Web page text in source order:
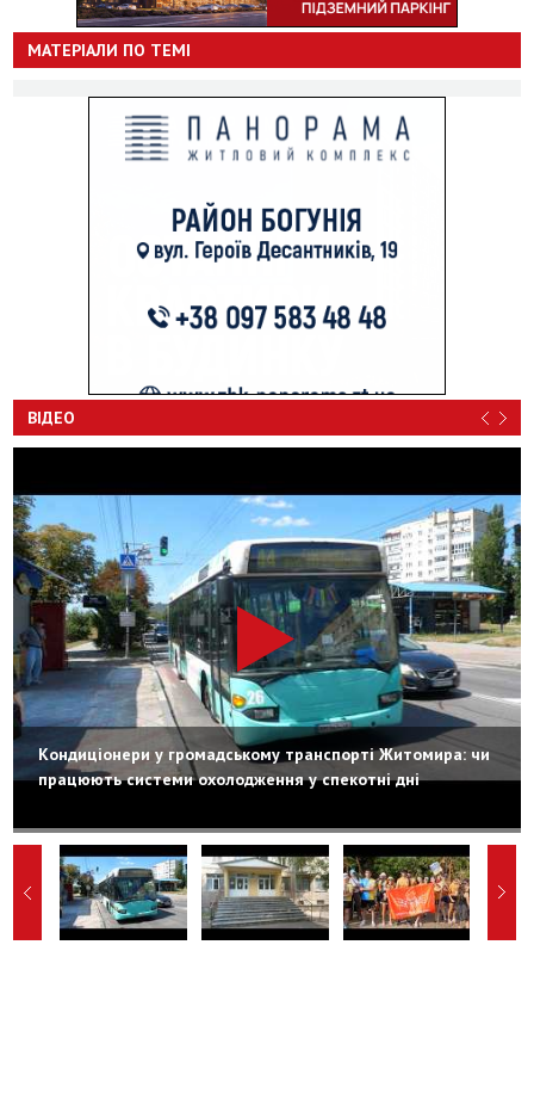
МАТЕРІАЛИ ПО ТЕМІ
ВІДЕО
Кондиціонери у громадському транспорті Житомира: чи
працюють системи охолодження у спекотні дні